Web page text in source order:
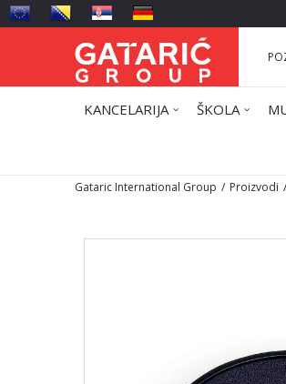
KANCELARIJA ŠKOLA
Gataric International Group Proizvodi